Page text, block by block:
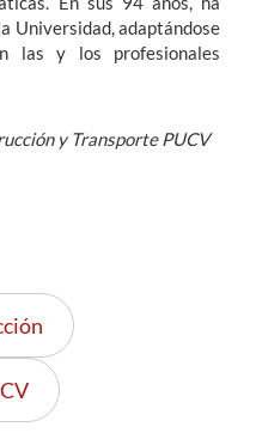
Universidad, adaptándose
las y los profesionales
y Transporte PUCV